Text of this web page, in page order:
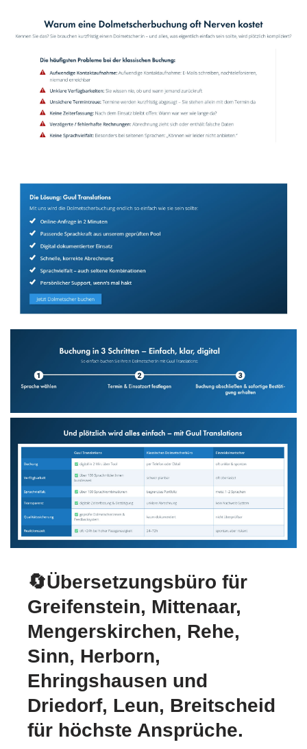
🔄Übersetzungsbüro für
Greifenstein, Mittenaar,
Mengerskirchen, Rehe,
Sinn, Herborn,
Ehringshausen und
Driedorf, Leun, Breitscheid
für höchste Ansprüche.